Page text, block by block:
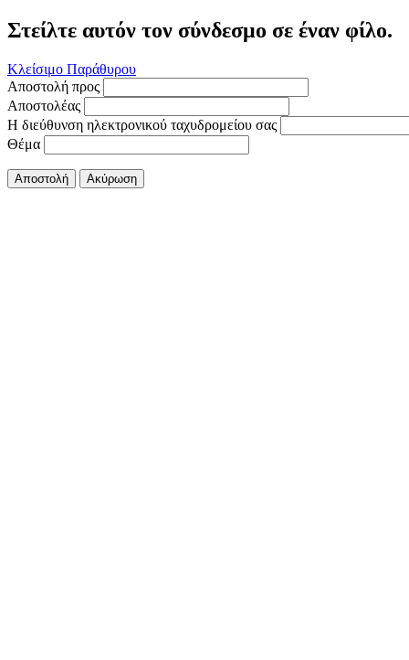
Στείλτε αυτόν τον σύνδεσμο σε έναν φίλο.
Κλείσιμο Παράθυρου
Αποστολή προς
Αποστολέας
Η διεύθυνση ηλεκτρονικού ταχυδρομείου σας
Θέμα
Αποστολή Ακύρωση